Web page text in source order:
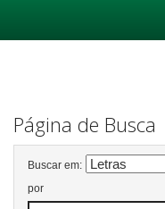
Página de Busca
Buscar em:
por